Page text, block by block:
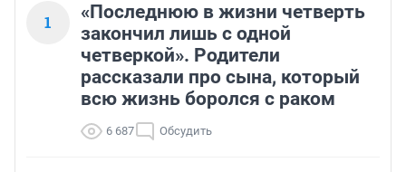
1
«Последнюю в жизни четверть
закончил лишь с одной
четверкой». Родители
рассказали про сына, который
всю жизнь боролся с раком
6 687 Обсудить